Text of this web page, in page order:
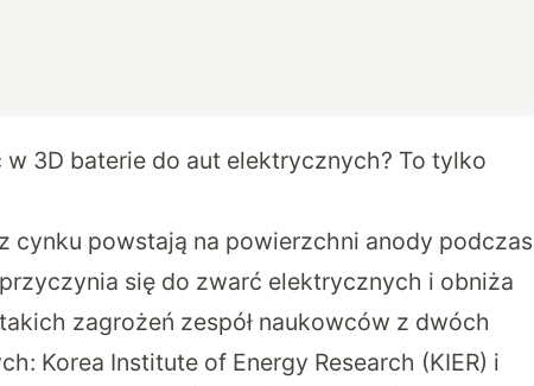
3D baterie do aut elektrycznych? To tylko
cynku powstają na powierzchni anody podczas
się do zwarć elektrycznych i obniża
zagrożeń zespół naukowców z dwóch
Korea Institute of Energy Research (KIER) i